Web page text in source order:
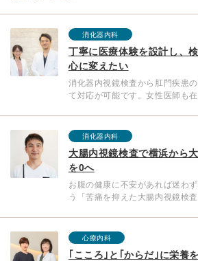
消化器内科
丁寧に医療体験を設計し、
心に変えたい
消化器内視鏡検査から肛門疾患
て対応が可能です。女性医師も在
消化器内科
大腸内視鏡検査で横浜から
を0へ
お腹の健康に不安があれば迷わ
う「苦痛を抑えた大腸内視鏡検
心療内科
｢こころ｣と｢からだ｣に栄養